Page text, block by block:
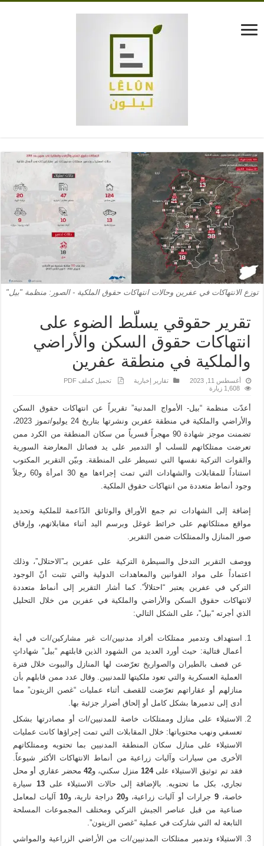
توزع الانتهاكات في عفرين وحالات انتهاكات حقوق الملكية - الصور: منظمة "بيل"
تقرير حقوقي يسلّط الضوء على
انتهاكات حقوق السكن والأراضي
والملكية في منطقة عفرين
أغسطس 11, 2023 تقارير إخبارية
تحميل كملف PDF
1,608 زيارة
أعدّت منظمة “بيل- الأمواج المدنية” تقريراً عن انتهاكات حقوق السكن
والأراضي والملكية في منطقة عفرين ونشرتها بتاريخ 24 يوليو/تموز 2023،
تضمنت موجز شهادة 90 مهجراً قسرياً من سكان المنطقة من الكرد ممن
تعرضت ممتلكاتهم للسلب أو التدمير على يد فصائل المعارضة السورية
والقوات التركية نفسها التي تسيطر على المنطقة. وبيّن التقرير المكتوب
استناداً للمقابلات والشهادات التي تمت إجراءها مع 30 امرأة و60 رجلاً
وجود أنماط متعددة من انتهاكات حقوق الملكية.
إضافة إلى الشهادات تم جمع الأوراق والوثائق الدّاعمة للملكية وتحديد
مواقع ممتلكاتهم على خرائط غوغل وبرسم اليد أثناء مقابلاتهم، وإرفاق
صور المنازل والممتلكات ضمن التقرير.
ووصف التقرير التدخل والسيطرة التركية على عفرين بـ”الاحتلال”، وذلك
اعتماداً على مواد القوانين والمعاهدات الدولية والتي تثبت أنّ الوجود
التركي في عفرين يعتبر “احتلالاً”. كما أشار التقرير إلى أنماط متعددة
لانتهاكات حقوق السكن والأراضي والملكية في عفرين من خلال التحليل
الذي أجرته “بيل”، على الشكل التالي:
استهداف وتدمير ممتلكات أفراد مدنيين/ات غير مشاركين/ات في أية
أعمال قتالية: حيث أورد العديد من الشهود الذين قابلتهم “بيل” شهاداتٍ
عن قصف بالطيران والصواريخ تعرّضت لها المنازل والبيوت خلال فترة
العملية العسكرية والتي تعود ملكيتها للمدنيين. وقال عدد ممن قابلهم بأن
منازلهم أو عقاراتهم تعرّضت للقصف أثناء عمليات “غصن الزيتون” مما
أدى إلى تدميرها بشكل كامل أو إلحاق أضرار جزئية بها.
الاستيلاء على منازل وممتلكات خاصة للمدنيين/ات أو مصادرتها بشكل
تعسفي ونهب محتوياتها: خلال المقابلات التي تمت إجراؤها كانت عمليات
الاستيلاء على منازل سكان المنطقة المدنيين بما تحتويه وممتلكاتهم
الأخرى من سيارات وآليات زراعية من أنماط الانتهاكات الأكثر شيوعاً.
فقد تم توثيق الاستيلاء على124 منزل سكني، و42 محضر عقاري أو محل
تجاري، بكل ما تحتويه. بالإضافة إلى حالات الاستيلاء على 13
سيارة
خاصة،
جرارات أو آليات زراعية، و20 دراجة نارية، و10 آليات لمعامل
صناعية من قبل عناصر الجيش التركي ومختلف المجموعات المسلحة
التابعة له التي شاركت في عملية “غصن الزيتون”.
الاستيلاء وتدمير ممتلكات المدنيين/ات من الأراضي الزراعية والمواشي